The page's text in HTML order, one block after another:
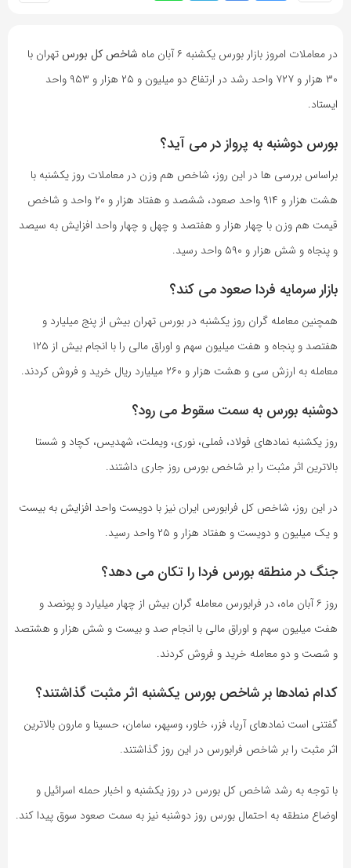
در معاملات امروز بازار بورس یکشنبه ۶ آبان ماه شاخص کل بورستهران با
۳۰ هزار و ۷۲۷ واحد رشد در ارتفاع دو میلیون و ۲۵ هزار و ۹۵۳ واحد
ایستاد.
بورس دوشنبه به پرواز در می آید؟
براساس بررسی ها در این روز، شاخص هم‌ وزن در معاملات روز یکشنبه با
هشت‌ هزار و ۹۱۴ واحد صعود، ششصد و هفتاد هزار و ۲۰ واحد و شاخص
قیمت هم‌ وزن با چهار هزار و هفتصد و چهل و چهار واحد افزایش به سیصد
و پنجاه و شش هزار و ۵۹۰ واحد رسید.
بازار سرمایه فردا صعود می کند؟
همچنین معامله‌ گران روز یکشنبه در بورس تهران بیش از پنج میلیارد و
هفتصد و پنجاه و هفت میلیون سهم و اوراق مالی را با انجام بیش از ۱۲۵
معامله به ارزش سی و هشت هزار و ۲۶۰ میلیارد ریال خرید و فروش کردند.
دوشنبه بورس به سمت سقوط می رود؟
روز یکشنبه نمادهای فولاد، فملی، نوری، ویملت، شهدیس، کچاد و شستا
بالاترین اثر مثبت را بر شاخص بورس روز جاری داشتند.
در این روز، شاخص کل فرابورس ایران نیز با دویست واحد افزایش به بیست
و یک میلیون و دویست و هفتاد هزار و ۲۵ واحد رسید.
جنگ در منطقه بورس فردا را تکان می دهد؟
روز ۶ آبان ماه، در فرابورس معامله گران بیش از چهار میلیارد و پونصد و
هفت میلیون سهم و اوراق مالی با انجام صد و بیست و شش هزار و هشتصد
و شصت و دو معامله خرید و فروش کردند.
کدام نمادها بر شاخص بورس یکشنبه اثر مثبت گذاشتند؟
گفتنی است نمادهای آریا، فزر، خاور، وسپهر، سامان، حسینا و مارون بالاترین
اثر مثبت را بر شاخص فرابورس در این روز گذاشتند.
با توجه به رشد شاخص کل بورس در روز یکشنبه و اخبار حمله اسرائیل و
اوضاع منطقه به احتمال بورس روز دوشنبه نیز به سمت صعود سوق پیدا کند.